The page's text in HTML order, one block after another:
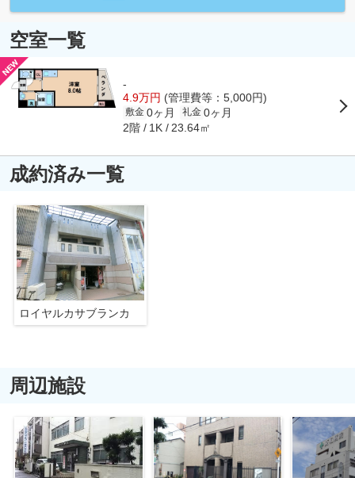
空室一覧
-
4.9万円 (管理費等：5,000円)
敷金 0ヶ月 礼金 0ヶ月
2階 1K 23.64㎡
成約済み一覧
ロイヤルカサブランカ
周辺施設